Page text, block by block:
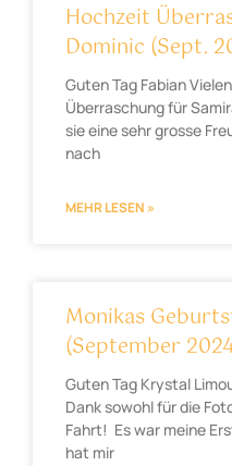
Hochzeit
Dominic (Sept.
Guten Tag Fabian
Überraschung für
sie eine sehr grosse
nach
MEHR LESEN »
Monikas
(September
Guten Tag Krystal
Dank sowohl für die
Fahrt! Es war meine
hat mir